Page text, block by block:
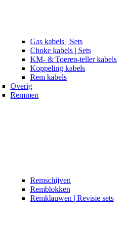
Gas kabels | Sets
Choke kabels | Sets
KM- & Toeren-teller kabels
Koppeling kabels
Rem kabels
Overig
Remmen
Remschijven
Remblokken
Remklauwen | Revisie sets